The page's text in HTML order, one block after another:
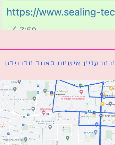
אישיות באתר וורדפרס